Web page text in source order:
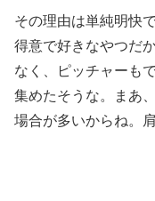
その理由は単純明快
得意で好きなやつだ
なく、ピッチャーも
集めたそうな。まあ
場合が多いからね。肩